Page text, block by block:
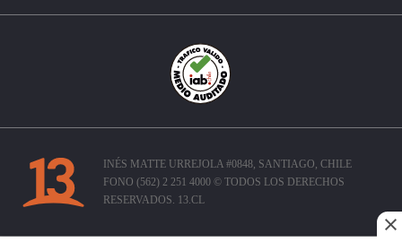
INÉS MATTE URREJOLA #0848, SANTIAGO, CHILE
FONO (562) 2 251 4000 © TODOS LOS DERECHOS
RESERVADOS. 13.CL